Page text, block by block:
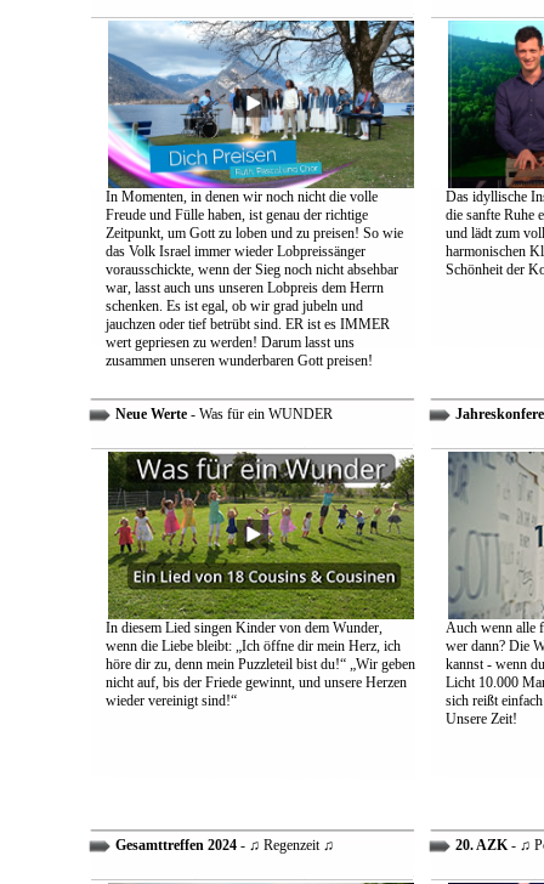
In Momenten, in denen wir noch nicht die volle
Freude und Fülle haben, ist genau der richtige
Zeitpunkt, um Gott zu loben und zu preisen! So wie
das Volk Israel immer wieder Lobpreissänger
vorausschickte, wenn der Sieg noch nicht absehbar
war, lasst auch uns unseren Lobpreis dem Herrn
schenken. Es ist egal, ob wir grad jubeln und
jauchzen oder tief betrübt sind. ER ist es IMMER
wert gepriesen zu werden! Darum lasst uns
zusammen unseren wunderbaren Gott preisen!
Das idyllische
die sanfte Ruhe
und lädt zum
harmonischen
Schönheit der
Neue Werte- Was für ein WUNDER
In diesem Lied singen Kinder von dem Wunder,
wenn die Liebe bleibt: „Ich öffne dir mein Herz, ich
höre dir zu, denn mein Puzzleteil bist du!“ „Wir geben
nicht auf, bis der Friede gewinnt, und unsere Herzen
wieder vereinigt sind!“
Auch wenn alle
wer dann? Die
kannst - wenn
Licht 10.000
sich reißt
Unsere Zeit!
Gesamttreffen 2024- ♫ Regenzeit ♫ 20. AZK- ♫